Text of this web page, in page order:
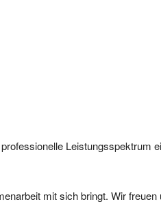
mit sich bringt. Wir freuen